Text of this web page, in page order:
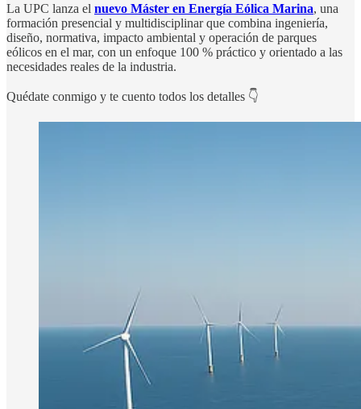
La UPC lanza el nuevo Máster en Energía Eólica Marina, una
formación presencial y multidisciplinar que combina ingeniería,
diseño, normativa, impacto ambiental y operación de parques
eólicos en el mar, con un enfoque 100 % práctico y orientado a las
necesidades reales de la industria.
Quédate conmigo y te cuento todos los detalles 👇